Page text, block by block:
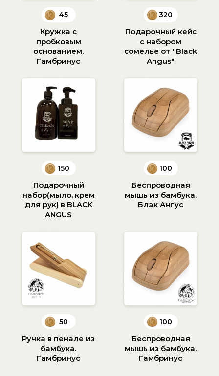
45
Кружка с
пробковым
основанием.
Гамбринус
320
Подарочный кейс
с набором
сомелье от "Black
Angus"
150
Подарочный
набор(мыло, крем
для рук) в BLACK
ANGUS
100
Беспроводная
мышь из бамбука.
Блэк Ангус
50
Ручка в пенале из
бамбука.
Гамбринус
100
Беспроводная
мышь из бамбука.
Гамбринус